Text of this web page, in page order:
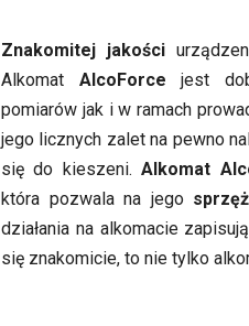
Znakomitej jakości
Alkomat AlcoForce jest
pomiarów jak i w ramach
jego licznych zalet na pewno
się do kieszeni.Alkomat
która pozwala na jego
działania na alkomacie
się znakomicie, to nie tylko